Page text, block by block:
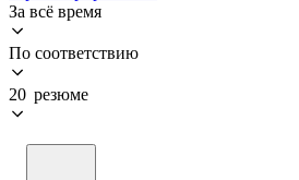
За всё время
По соответствию
20 резюме